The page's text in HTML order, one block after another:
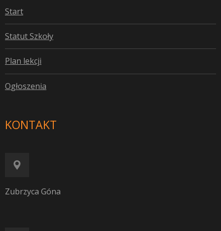
Start
Statut Szkoły
Plan lekcji
Ogłoszenia
KONTAKT
Zubrzyca Góna